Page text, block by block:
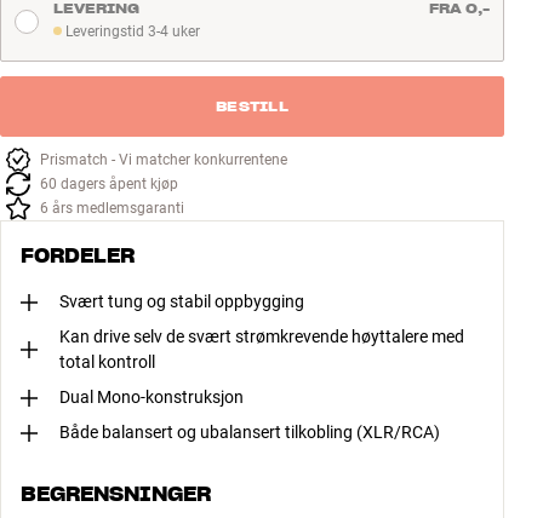
Logg inn
Kundeservice
Bygg med lyd
Leveringstid 3-4 uker
Leveringstid 3-4 uker
LEVERING FRA 0,-
BESTILL
Prismatch - Vi matcher konkurrentene
60 dagers åpent kjøp
6 års medlemsgaranti
FORDELER
Svært tung og stabil oppbygging
Kan drive selv de svært strømkrevende høyttalere med
total kontroll
Dual Mono-konstruksjon
Både balansert og ubalansert tilkobling (XLR/RCA)
BEGRENSNINGER